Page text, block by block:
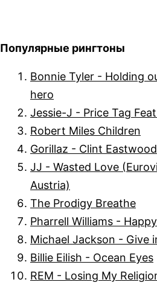
Популярные рингтоны
Bonnie Tyler - Holding
hero
Jessie-J - Price Tag
Robert Miles Children
Gorillaz - Clint Eastwood
JJ - Wasted Love
Austria)
The Prodigy Breathe
Pharrell Williams - Happy
Michael Jackson - Give
Billie Eilish - Ocean Eyes
REM - Losing My